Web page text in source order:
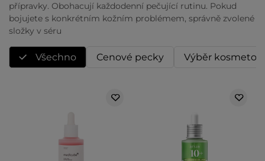
přípravky. Obohacují každodenní pečující rutinu. Pokud
bojujete s konkrétním kožním problémem, správně zvolené
složky v séru
Všechno Cenové pecky Výběr